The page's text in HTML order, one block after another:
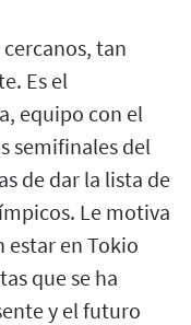
tan
Es el
equipo con el
semifinales del
de dar la lista de
Le motiva
estar en Tokio
que se ha
y el futuro